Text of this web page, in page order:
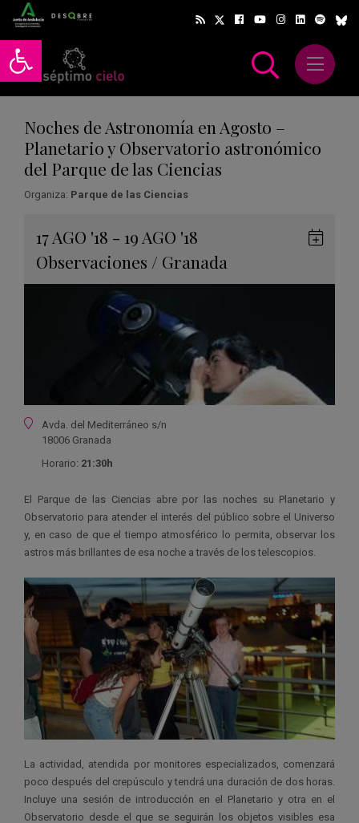
Abrir barra de herramientas
Abrir
Noches de Astronomía en Agosto –
Planetario y Observatorio astronómico
del Parque de las Ciencias
Organiza: Parque de las Ciencias
17AGO '18 - 19 AGO '18
Observaciones / Granada
Ubicación
Avda. del Mediterráneo s/n
18006 Granada
Horario: 21:30h
El Parque de las Ciencias abre por las noches su Planetario y
Observatorio para atender el interés del público sobre el Universo
y, en caso de que el tiempo atmosférico lo permita, observar los
astros más brillantes de esa noche a través de los telescopios.
La actividad, atendida por monitores especializados, comenzará
poco después del crepúsculo y tendrá una duración de dos horas.
Incluye una sesión de introducción en el Planetario y otra en el
Observatorio desde el que se seguirán los objetos visibles esa